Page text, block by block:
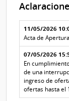
Aclaraciones
Fecha y
texto de
la
aclaración
11/05/2026
Acta de Apertura
07/05/2026
En
de una
ingreso de
ofertas hasta el